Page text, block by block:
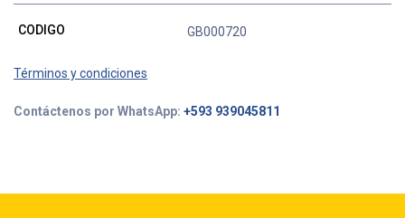
CODIGO GB000720
Términos y condiciones
Contáctenos por WhatsApp: +593 939045811